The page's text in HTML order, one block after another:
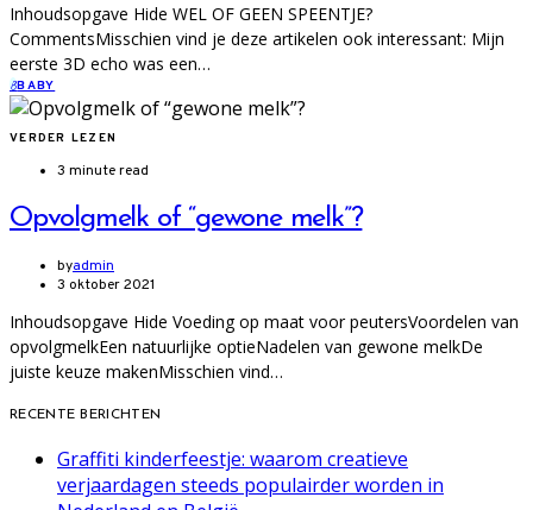
Inhoudsopgave Hide WEL OF GEEN SPEENTJE?
CommentsMisschien vind je deze artikelen ook interessant: Mijn
eerste 3D echo was een…
BBABY
VERDER LEZEN
3 minute read
Opvolgmelk of “gewone melk”?
byadmin
3 oktober 2021
Inhoudsopgave Hide Voeding op maat voor peutersVoordelen van
opvolgmelkEen natuurlijke optieNadelen van gewone melkDe
juiste keuze makenMisschien vind…
RECENTE BERICHTEN
Graffiti kinderfeestje: waarom creatieve
verjaardagen steeds populairder worden in